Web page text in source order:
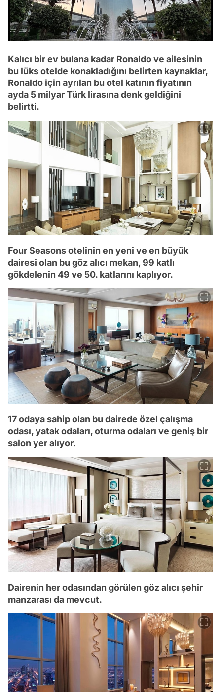
Kalıcı bir ev bulana kadar Ronaldo ve ailesinin
bu lüks otelde konakladığını belirten kaynaklar,
Ronaldo için ayrılan bu otel katının fiyatının
ayda 5 milyar Türk lirasına denk geldiğini
belirtti.
Four Seasons otelinin en yeni ve en büyük
dairesi olan bu göz alıcı mekan, 99 katlı
gökdelenin 49 ve 50. katlarını kaplıyor.
17 odaya sahip olan bu dairede özel çalışma
odası, yatak odaları, oturma odaları ve geniş bir
salon yer alıyor.
Dairenin her odasından görülen göz alıcı şehir
manzarası da mevcut.